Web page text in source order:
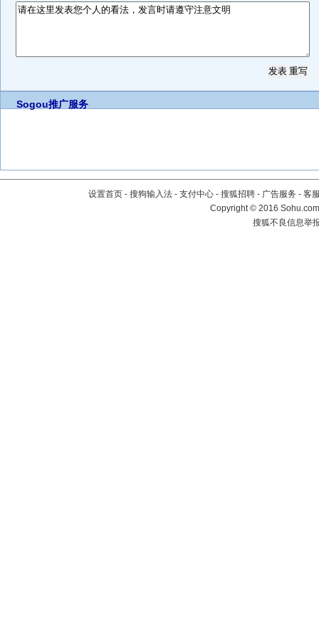
Sogou推广服务
设置首页 - 搜狗输入法 - 支付中心 - 搜狐招聘 - 广告服务 - 客
Copyright©2016
搜狐不良信息举